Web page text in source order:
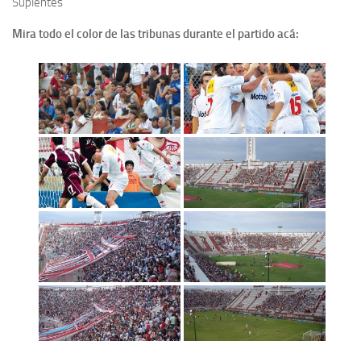
Mira todo el color de las tribunas durante el partido acá: